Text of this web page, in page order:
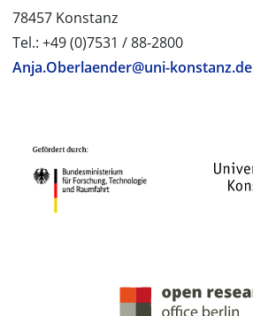
78457 Konstanz
Tel.: +49 (0)7531 / 88-2800
Anja.Oberlaender@uni-konstanz.de